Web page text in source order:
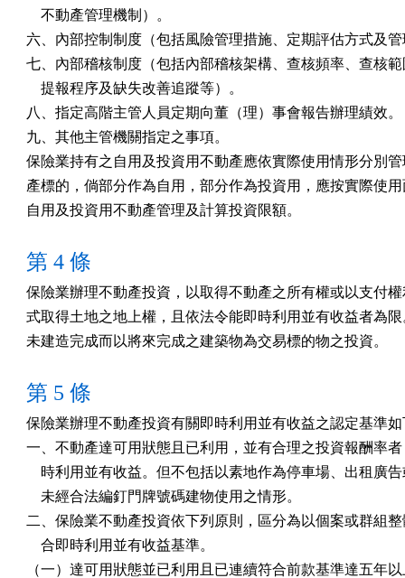
    不動產管理機制）。
六、內部控制制度（包括風險管理措施、定期評估方式及
七、內部稽核制度（包括內部稽核架構、查核頻率、查核
    提報程序及缺失改善追蹤等）。
八、指定高階主管人員定期向董（理）事會報告辦理績效。
九、其他主管機關指定之事項。
保險業持有之自用及投資用不動產應依實際使用情形分別
產標的，倘部分作為自用，部分作為投資用，應按實際使
自用及投資用不動產管理及計算投資限額。
第 4 條
保險業辦理不動產投資，以取得不動產之所有權或以支付
式取得土地之地上權，且依法令能即時利用並有收益者為
未建造完成而以將來完成之建築物為交易標的物之投資。
第 5 條
保險業辦理不動產投資有關即時利用並有收益之認定基準
一、不動產達可用狀態且已利用，並有合理之投資報酬率
時利用並有收益。但不包括以素地作為停車場、出租廣
    未經合法編釘門牌號碼建物使用之情形。
二、保險業不動產投資依下列原則，區分為以個案或群組
    合即時利用並有收益基準。
（一）達可用狀態並已利用且已連續符合前款基準達五年